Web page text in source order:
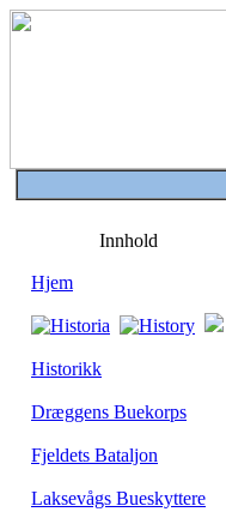
Innhold
Hjem
Historikk
Dræggens Buekorps
Fjeldets Bataljon
Laksevågs Bueskyttere